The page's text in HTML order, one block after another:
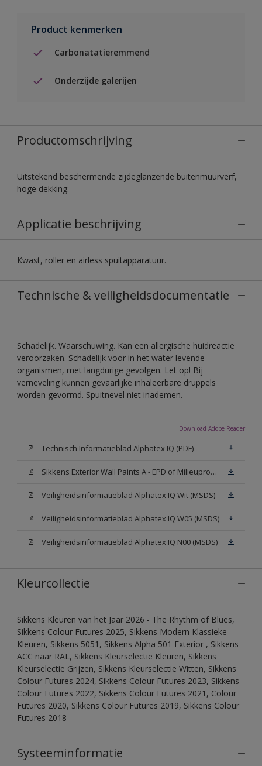
Product kenmerken
Carbonatatieremmend
Onderzijde galerijen
Productomschrijving
Uitstekend beschermende zijdeglanzende buitenmuurverf,
hoge dekking.
Applicatie beschrijving
Kwast, roller en airless spuitapparatuur.
Technische & veiligheidsdocumentatie
Schadelijk. Waarschuwing. Kan een allergische huidreactie
veroorzaken. Schadelijk voor in het water levende
organismen, met langdurige gevolgen. Let op! Bij
verneveling kunnen gevaarlijke inhaleerbare druppels
worden gevormd. Spuitnevel niet inademen.
Download Adobe Reader
Technisch Informatieblad Alphatex IQ (PDF)
Sikkens Exterior Wall Paints A - EPD of Milieuproductverklaring
Veiligheidsinformatieblad Alphatex IQ Wit (MSDS)
Veiligheidsinformatieblad Alphatex IQ W05 (MSDS)
Veiligheidsinformatieblad Alphatex IQ N00 (MSDS)
Kleurcollectie
Sikkens Kleuren van het Jaar 2026 - The Rhythm of Blues,
Sikkens Colour Futures 2025, Sikkens Modern Klassieke
Kleuren, Sikkens 5051, Sikkens Alpha 501 Exterior , Sikkens
ACC naar RAL, Sikkens Kleurselectie Kleuren, Sikkens
Kleurselectie Grijzen, Sikkens Kleurselectie Witten, Sikkens
Colour Futures 2024, Sikkens Colour Futures 2023, Sikkens
Colour Futures 2022, Sikkens Colour Futures 2021, Colour
Futures 2020, Sikkens Colour Futures 2019, Sikkens Colour
Futures 2018
Systeeminformatie